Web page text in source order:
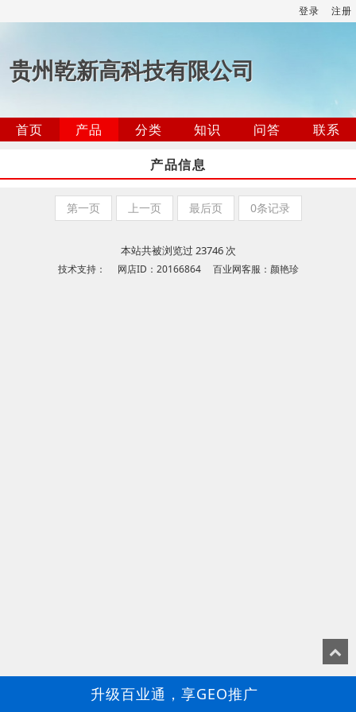
登录 注册
贵州乾新高科技有限公司
首页 产品 分类 知识 问答
联系
产品信息
第一页 上一页 最后页 0条记录
本站共被浏览过 23746 次
技术支持： 网店ID：20166864 百业网客服：颜艳珍
升级百业通，享GEO推广